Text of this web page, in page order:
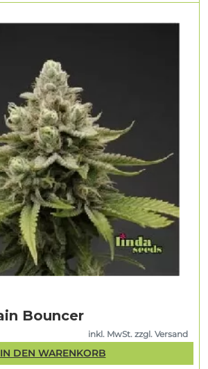
Bouncer
inkl. MwSt. zzgl. Versand
IN DEN WARENKORB